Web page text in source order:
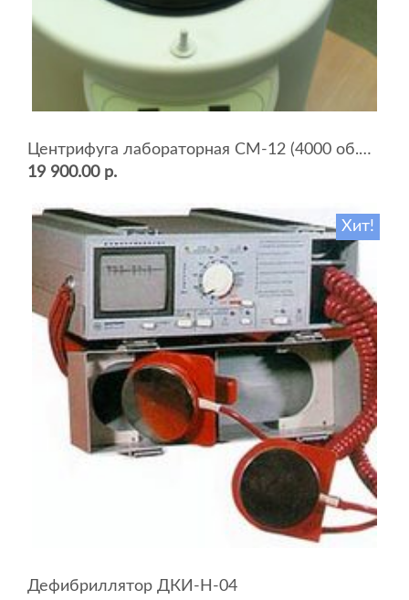
Центрифуга лабораторная СМ-12 (4000 об.мин, 12 пробирок)
19 900.00 р.
Хит!
Дефибриллятор ДКИ-Н-04